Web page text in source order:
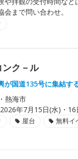
会まで問い合わせ。
ク－ル
が国道135号に集結す
熱海市
2026年7月15日(水)・16
屋台 無料イ